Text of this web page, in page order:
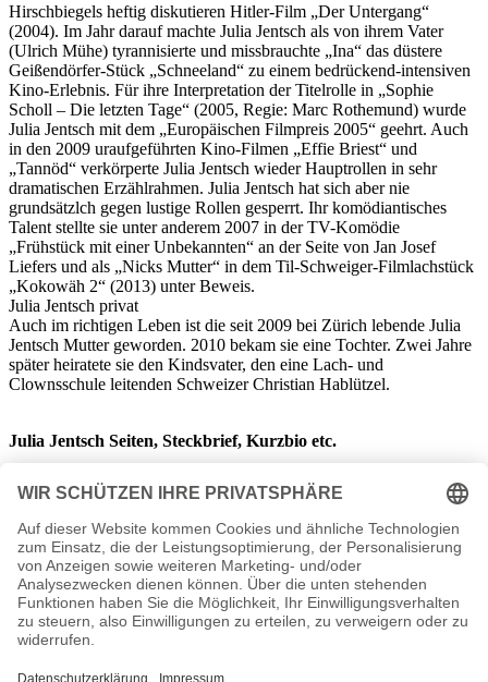
Hirschbiegels heftig diskutieren Hitler-Film „Der Untergang“
(2004). Im Jahr darauf machte Julia Jentsch als von ihrem Vater
(Ulrich Mühe) tyrannisierte und missbrauchte „Ina“ das düstere
Geißendörfer-Stück „Schneeland“ zu einem bedrückend-intensiven
Kino-Erlebnis. Für ihre Interpretation der Titelrolle in „Sophie
Scholl – Die letzten Tage“ (2005, Regie: Marc Rothemund) wurde
Julia Jentsch mit dem „Europäischen Filmpreis 2005“ geehrt. Auch
in den 2009 uraufgeführten Kino-Filmen „Effie Briest“ und
„Tannöd“ verkörperte Julia Jentsch wieder Hauptrollen in sehr
dramatischen Erzählrahmen. Julia Jentsch hat sich aber nie
grundsätzlch gegen lustige Rollen gesperrt. Ihr komödiantisches
Talent stellte sie unter anderem 2007 in der TV-Komödie
„Frühstück mit einer Unbekannten“ an der Seite von Jan Josef
Liefers und als „Nicks Mutter“ in dem Til-Schweiger-Filmlachstück
„Kokowäh 2“ (2013) unter Beweis.
Julia Jentsch privat
Auch im richtigen Leben ist die seit 2009 bei Zürich lebende Julia
Jentsch Mutter geworden. 2010 bekam sie eine Tochter. Zwei Jahre
später heiratete sie den Kindsvater, den eine Lach- und
Clownsschule leitenden Schweizer Christian Hablützel.
Julia Jentsch Seiten, Steckbrief, Kurzbio etc.
Autogramm Julia Jentsch Autogrammadresse
Movies Julia Jentsch Filme
2009 - Sechzehn
2009 - Rosa Roth - Das Mädchen aus Sumy
2010 - Im Angesicht des Verbrechens
2010 - Topper gibt nicht auf
2010 - Krankheit der Jugend
2010 - Ein Fall für zwei - Leichen im Keller
2011 - Davon willst Du nichts wissen